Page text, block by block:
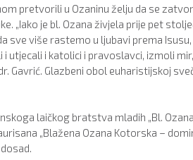
pretvorili u Ozaninu želju da se
„Iako je bl. Ozana živjela prije pet
sve više rastemo u ljubavi prema
utjecali i katolici i pravoslavci, izmoli
Gavrić. Glazbeni obol euharistijskoj
laičkog bratstva mladih „Bl.
„Blažena Ozana Kotorska –